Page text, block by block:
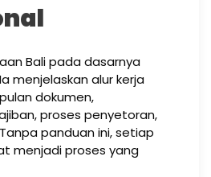
Bali pada dasarnya
menjelaskan alur kerja
dokumen,
proses penyetoran,
panduan ini, setiap
menjadi proses yang